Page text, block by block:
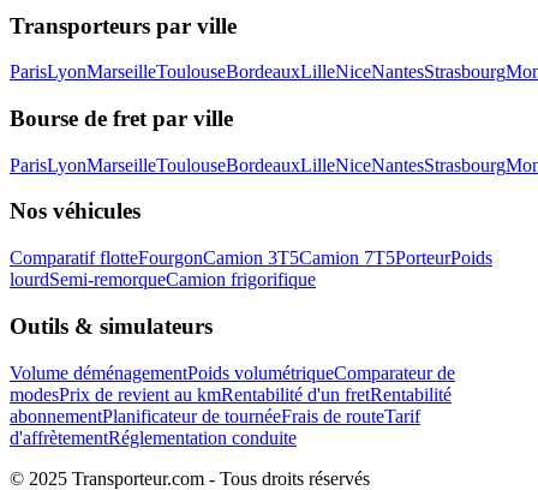
Transporteurs par ville
ParisLyonMarseilleToulouseBordeauxLilleNiceNantesStrasbourg
Bourse de fret par ville
ParisLyonMarseilleToulouseBordeauxLilleNiceNantesStrasbourg
Nos véhicules
Comparatif flotteFourgonCamion 3T5Camion 7T5PorteurPoids
lourdSemi-remorqueCamion frigorifique
Outils & simulateurs
Volume déménagementPoids volumétriqueComparateur de
modesPrix de revient au kmRentabilité d'un fretRentabilité
abonnementPlanificateur de tournéeFrais de routeTarif
d'affrètementRéglementation conduite
© 2025 Transporteur.com - Tous droits réservés